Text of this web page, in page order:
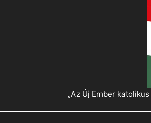
„Az Új Ember